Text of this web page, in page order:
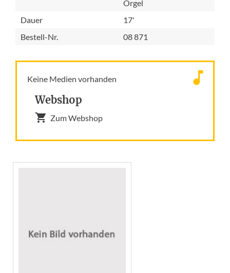
Orgel
Dauer
17'
Bestell-Nr.
08 871
Keine Medien vorhanden
Webshop
Zum Webshop